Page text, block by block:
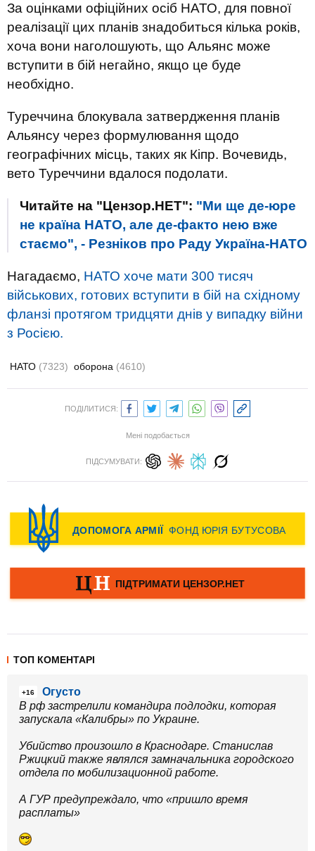
За оцінками офіційних осіб НАТО, для повної
реалізації цих планів знадобиться кілька років,
хоча вони наголошують, що Альянс може
вступити в бій негайно, якщо це буде
необхідно.
Туреччина блокувала затвердження планів
Альянсу через формулювання щодо
географічних місць, таких як Кіпр. Вочевидь,
вето Туреччини вдалося подолати.
Читайте на "Цензор.НЕТ": "Ми ще де-юре
не країна НАТО, але де-факто нею вже
стаємо", - Резніков про Раду Україна-НАТО
Нагадаємо, НАТО хоче мати 300 тисяч
військових, готових вступити в бій на східному
фланзі протягом тридцяти днів у випадку війни
з Росією.
НАТО (7323) оборона (4610)
ПОДІЛИТИСЯ:
Мені подобається
ПІДСУМУВАТИ:
ТОП КОМЕНТАРІ
+16
Огусто
В рф застрелили командира подлодки, которая
запускала «Калибры» по Украине.
Убийство произошло в Краснодаре. Станислав
Ржицкий также являлся замначальника городского
отдела по мобилизационной работе.
А ГУР предупреждало, что «пришло время
расплаты»